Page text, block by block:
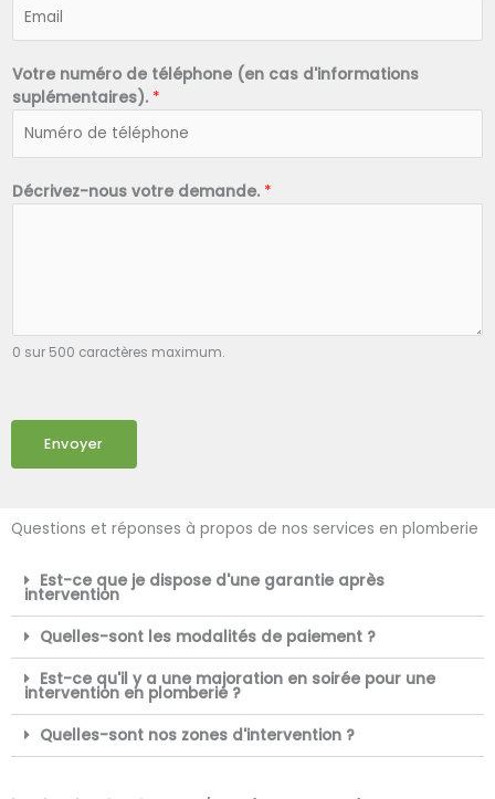
Votre numéro de téléphone (en cas d'informations
suplémentaires). *
Décrivez-nous votre demande. *
0 sur 500 caractères maximum.
Envoyer
Questions et réponses à propos de nos services en plomberie
Est-ce que je dispose d'une garantie après
intervention
Quelles-sont les modalités de paiement ?
Est-ce qu'il y a une majoration en soirée pour une
intervention en plomberie ?
Quelles-sont nos zones d'intervention ?